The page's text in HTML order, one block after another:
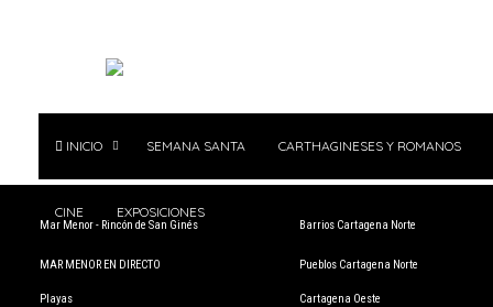
INICIO SEMANA SANTA CARTHAGINESES Y ROMANOS
CINE EXPOSICIONES
Mar Menor - Rincón de San Ginés
MAR MENOR EN DIRECTO
Playas
Barrios Cartagena Norte
Pueblos Cartagena Norte
Cartagena Oeste